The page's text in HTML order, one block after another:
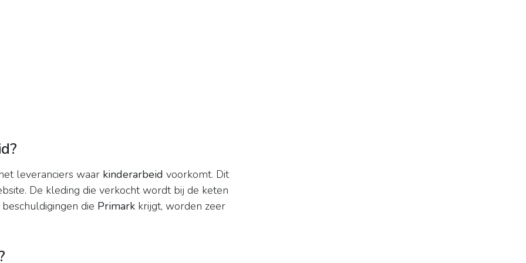
leveranciers waar kinderarbeid voorkomt. Dit
De kleding die verkocht wordt bij de keten
die Primark krijgt, worden zeer